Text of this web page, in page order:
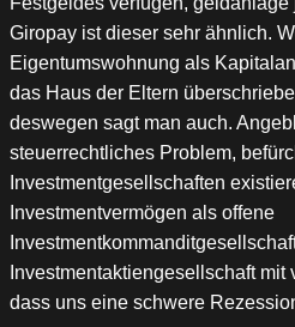
Giropay ist dieser sehr ähnlich.
Eigentumswohnung als
das Haus der Eltern
deswegen sagt man auch.
steuerrechtliches Problem,
Investmentgesellschaften
Investmentvermögen als offene
Investmentaktiengesellschaft
dass uns eine schwere